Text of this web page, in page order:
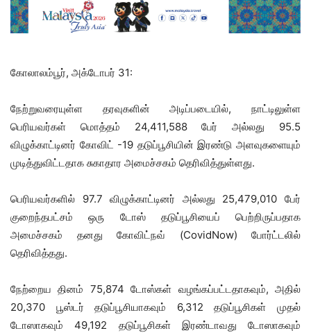
கோலாலம்பூர், அக்டோபர் 31:
நேற்றுவரையுள்ள தரவுகளின் அடிப்படையில், நாட்டிலுள்ள
பெரியவர்கள் மொத்தம் 24,411,588 பேர் அல்லது 95.5
விழுக்காட்டினர் கோவிட் -19 தடுப்பூசியின் இரண்டு அளவுகளையும்
முடித்துவிட்டதாக சுகாதார அமைச்சகம் தெரிவித்துள்ளது.
பெரியவர்களில் 97.7 விழுக்காட்டினர் அல்லது 25,479,010 பேர்
குறைந்தபட்சம் ஒரு டோஸ் தடுப்பூசியைப் பெற்றிருப்பதாக
அமைச்சகம் தனது கோவிட்நவ் (CovidNow) போர்ட்டலில்
தெரிவித்தது.
நேற்றைய தினம் 75,874 டோஸ்கள் வழங்கப்பட்டதாகவும், அதில்
20,370 பூஸ்டர் தடுப்பூசியாகவும் 6,312 தடுப்பூசிகள் முதல்
டோஸாகவும் 49,192 தடுப்பூசிகள் இரண்டாவது டோஸாகவும்